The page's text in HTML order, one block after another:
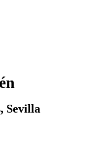
Sevilla